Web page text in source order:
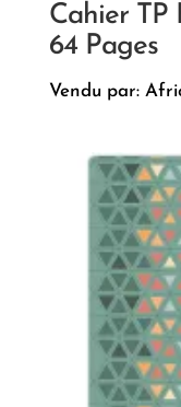
Cahier TP
64 Pages
Vendu par: